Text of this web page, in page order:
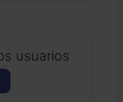
usuarios